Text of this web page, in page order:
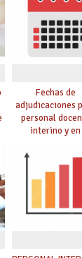
convocadas a
oposición
Fechas de
adjudicaciones
personal
interino y en
debes saber